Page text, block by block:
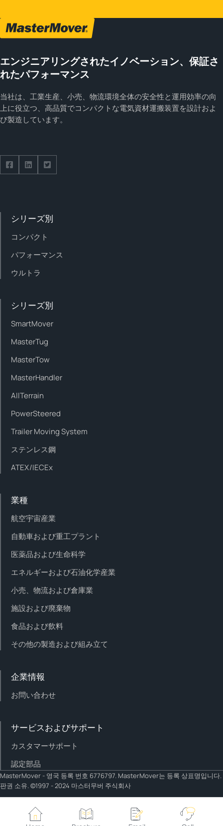
エンジニアリングされたイノベーション、保証さ
れたパフォーマンス
当社は、工業生産、小売、物流環境全体の安全性と運用効率の向
上に役立つ、高品質でコンパクトな電気資材運搬装置を設計およ
び製造しています。
Follow us on Facebook
Follow us on Facebook
Follow us on Facebook
シリーズ別
コンパクト
パフォーマンス
ウルトラ
シリーズ別
SmartMover
MasterTug
MasterTow
MasterHandler
AllTerrain
PowerSteered
Trailer Moving System
ステンレス鋼
ATEX/IECEx
業種
航空宇宙産業
自動車および重工プラント
医薬品および生命科学
エネルギーおよび石油化学産業
小売、物流および倉庫業
施設および廃棄物
食品および飲料
その他の製造および組み立て
企業情報
お問い合わせ
サービスおよびサポート
カスタマーサポート
認定部品
MasterMover - 영국 등록 번호 6776797. MasterMover는 등록 상표명입니다.
판권 소유. ©1997 - 2024 마스터무버 주식회사
Cookie policy Privacy policy